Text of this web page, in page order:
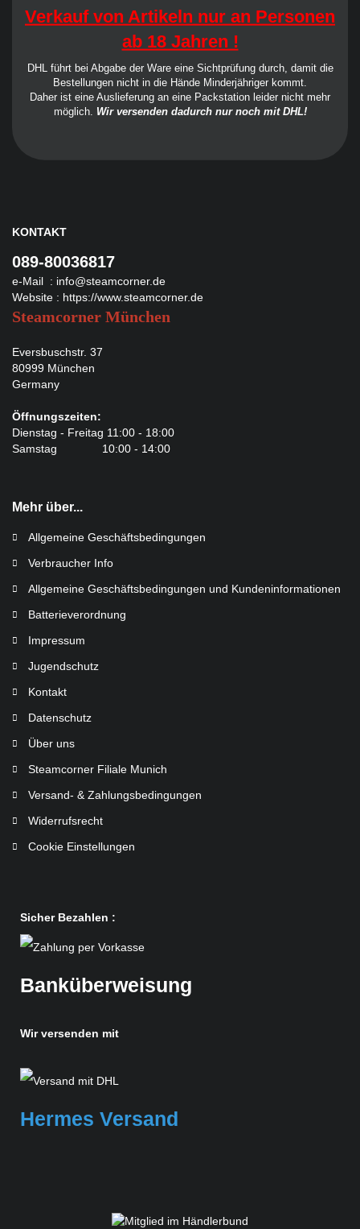
Verkauf von Artikeln nur an Personen
ab 18 Jahren !
DHL führt bei Abgabe der Ware eine Sichtprüfung durch, damit die
Bestellungen nicht in die Hände Minderjähriger kommt.
Daher ist eine Auslieferung an eine Packstation leider nicht mehr
möglich. Wir versenden dadurch nur noch mit DHL!
KONTAKT
089-80036817
e-Mail : info@steamcorner.de
Website : https://www.steamcorner.de
Steamcorner München
Eversbuschstr. 37
80999 München
Germany
Öffnungszeiten:
Dienstag - Freitag 11:00 - 18:00
Samstag 10:00 - 14:00
Mehr über...
Allgemeine Geschäftsbedingungen
Verbraucher Info
Allgemeine Geschäftsbedingungen und Kundeninformationen
Batterieverordnung
Impressum
Jugendschutz
Kontakt
Datenschutz
Über uns
Steamcorner Filiale Munich
Versand- & Zahlungsbedingungen
Widerrufsrecht
Cookie Einstellungen
Sicher Bezahlen :
Banküberweisung
Wir versenden mit
Hermes Versand